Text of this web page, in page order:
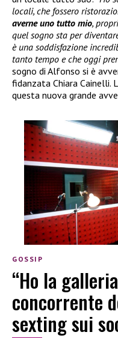
locali, che fossero
averne uno tutto mio,
quel sogno sta per
è una soddisfazione
tanto tempo e che oggi
sogno di Alfonso si è
fidanzata Chiara Cainelli.
questa nuova grande
GOSSIP
“Ho la
concorrente
sexting sui